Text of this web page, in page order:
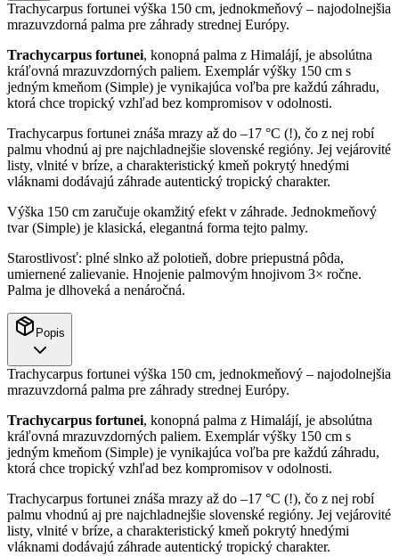
Trachycarpus fortunei výška 150 cm, jednokmeňový – najodolnejšia
mrazuvzdorná palma pre záhrady strednej Európy.
Trachycarpus fortunei, konopná palma z Himalájí, je absolútna
kráľovná mrazuvzdorných paliem. Exemplár výšky 150 cm s
jedným kmeňom (Simple) je vynikajúca voľba pre každú záhradu,
ktorá chce tropický vzhľad bez kompromisov v odolnosti.
Trachycarpus fortunei znáša mrazy až do –17 °C (!), čo z nej robí
palmu vhodnú aj pre najchladnejšie slovenské regióny. Jej vejárovité
listy, vlnité v bríze, a charakteristický kmeň pokrytý hnedými
vláknami dodávajú záhrade autentický tropický charakter.
Výška 150 cm zaručuje okamžitý efekt v záhrade. Jednokmeňový
tvar (Simple) je klasická, elegantná forma tejto palmy.
Starostlivosť: plné slnko až polotieň, dobre priepustná pôda,
umiernené zalievanie. Hnojenie palmovým hnojivom 3× ročne.
Palma je dlhoveká a nenáročná.
Popis
Trachycarpus fortunei výška 150 cm, jednokmeňový – najodolnejšia
mrazuvzdorná palma pre záhrady strednej Európy.
Trachycarpus fortunei, konopná palma z Himalájí, je absolútna
kráľovná mrazuvzdorných paliem. Exemplár výšky 150 cm s
jedným kmeňom (Simple) je vynikajúca voľba pre každú záhradu,
ktorá chce tropický vzhľad bez kompromisov v odolnosti.
Trachycarpus fortunei znáša mrazy až do –17 °C (!), čo z nej robí
palmu vhodnú aj pre najchladnejšie slovenské regióny. Jej vejárovité
listy, vlnité v bríze, a charakteristický kmeň pokrytý hnedými
vláknami dodávajú záhrade autentický tropický charakter.